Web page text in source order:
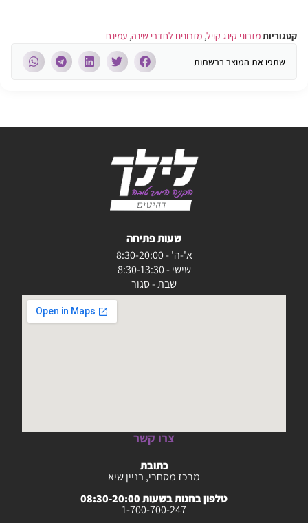
קטגוריותמזרוני קינג קויל, מזרונים לחדרי שינה, עמינח
שתפו את המוצר ברשתות
שעות פתיחה
א'-ה' - 8:30-20:00
שישי - 8:30-13:30
שבת - סגור
צרו קשר
כתובת
מרכז מסחרי, בניין שיא
טלפון בחנות בשעות 08:30-20:00
1-700-700-247